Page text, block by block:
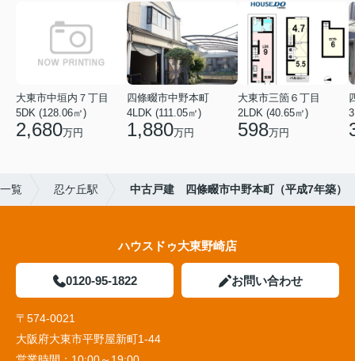
大東市中垣内７丁目
5DK (128.06㎡)
2,680万円
四條畷市中野本町
4LDK (111.05㎡)
1,880万円
大東市三箇６丁目
2LDK (40.65㎡)
598万円
覧 忍ケ丘駅 中古戸建 四條畷市中野本町（平成7年築）
ハウスドゥ大東野崎店
0120-95-1822 お問い合わせ
〒574-0021
大阪府大東市平野屋新町1-44